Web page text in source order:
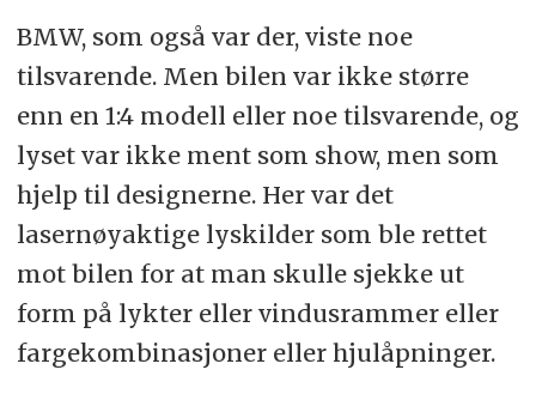
BMW, som også var der, viste noe
tilsvarende. Men bilen var ikke større
enn en 1:4 modell eller noe tilsvarende, og
lyset var ikke ment som show, men som
hjelp til designerne. Her var det
lasernøyaktige lyskilder som ble rettet
mot bilen for at man skulle sjekke ut
form på lykter eller vindusrammer eller
fargekombinasjoner eller hjulåpninger.